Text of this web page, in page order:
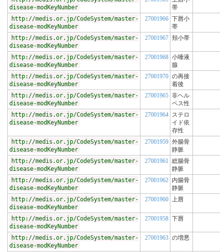
disease-modKeyNumber
帯
http://medis.or.jp/CodeSystem/master-
disease-modKeyNumber
27001966 下唇小
帯
http://medis.or.jp/CodeSystem/master-
disease-modKeyNumber
27001967 頬小帯
http://medis.or.jp/CodeSystem/master-
disease-modKeyNumber
27001968 小唾液
腺
http://medis.or.jp/CodeSystem/master-
disease-modKeyNumber
27001970 の再接
着後
http://medis.or.jp/CodeSystem/master-
disease-modKeyNumber
27001965 非ヘル
ペス性
http://medis.or.jp/CodeSystem/master-
disease-modKeyNumber
27001964 ステロ
イド依
存性
http://medis.or.jp/CodeSystem/master-
disease-modKeyNumber
27001959 外腸骨
静脈
http://medis.or.jp/CodeSystem/master-
disease-modKeyNumber
27001961 総腸骨
静脈
http://medis.or.jp/CodeSystem/master-
disease-modKeyNumber
27001962 内腸骨
静脈
http://medis.or.jp/CodeSystem/master-
disease-modKeyNumber
27001960 上唇
http://medis.or.jp/CodeSystem/master-
disease-modKeyNumber
27001958 下唇
http://medis.or.jp/CodeSystem/master-
disease-modKeyNumber
27001963 の増悪